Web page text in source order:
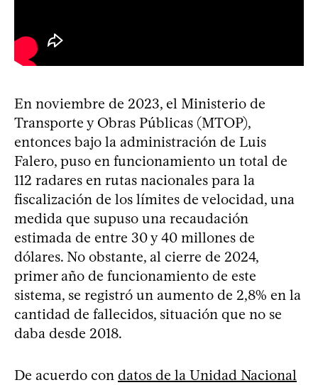
En noviembre de 2023, el Ministerio de
Transporte y Obras Públicas (MTOP),
entonces bajo la administración de Luis
Falero, puso en funcionamiento un total de
112 radares en rutas nacionales para la
fiscalización de los límites de velocidad, una
medida que supuso una recaudación
estimada de entre 30 y 40 millones de
dólares. No obstante, al cierre de 2024,
primer año de funcionamiento de este
sistema, se registró un aumento de 2,8% en la
cantidad de fallecidos, situación que no se
daba desde 2018.
De acuerdo con datos de la Unidad Nacional